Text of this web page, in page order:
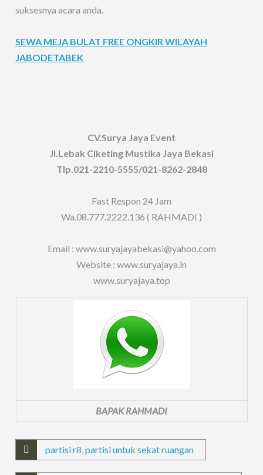
suksesnya acara anda.
SEWA MEJA BULAT FREE ONGKIR WILAYAH
JABODETABEK
CV.Surya Jaya Event
Jl.Lebak Ciketing Mustika Jaya Bekasi
Tlp.021-2210-5555/021-8262-2848
Fast Respon 24 Jam
Wa.08.777.2222.136 ( RAHMADI )
Email : www.suryajayabekasi@yahoo.com
Website : www.suryajaya.in
www.suryajaya.top
BAPAK RAHMADI
partisi r8,partisi untuk sekat ruangan